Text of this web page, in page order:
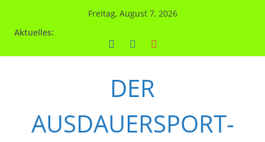
Freitag, August 7, 2026
Aktuelles:
DER
AUSDAUERSPORT-